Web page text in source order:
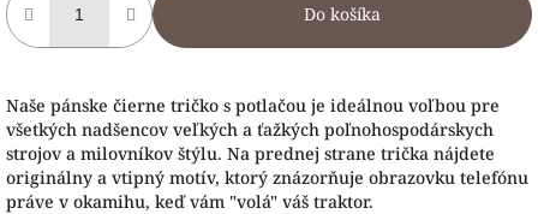
Do košíka
Naše pánske čierne tričko s potlačou je ideálnou voľbou pre
všetkých nadšencov veľkých a ťažkých poľnohospodárskych
strojov a milovníkov štýlu. Na prednej strane trička nájdete
originálny a vtipný motív, ktorý znázorňuje obrazovku telefónu
práve v okamihu, keď vám "volá" váš traktor.